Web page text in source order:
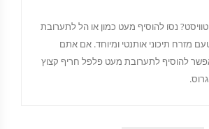
טוויסט? נסו להוסיף מעט כמון או הל לתערובת
מזרח תיכוני אותנטי ומיוחד. אם אתם
להוסיף לתערובת מעט פלפל חריף קצוץ